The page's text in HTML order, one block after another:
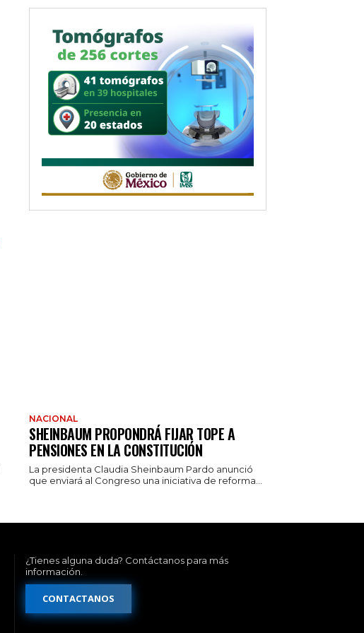
NACIONAL
SHEINBAUM PROPONDRÁ FIJAR TOPE A
PENSIONES EN LA CONSTITUCIÓN
La presidenta Claudia Sheinbaum Pardo anunció
que enviará al Congreso una iniciativa de reforma...
¿Tienes alguna duda? Contáctanos para más
información.
CONTACTANOS